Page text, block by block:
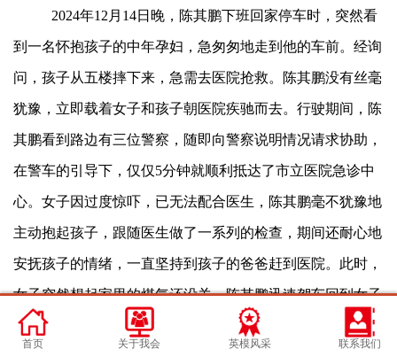
2024年12月14日晚，陈其鹏下班回家停车时，突然看
到一名怀抱孩子的中年孕妇，急匆匆地走到他的车前。经询
问，孩子从五楼摔下来，急需去医院抢救。陈其鹏没有丝毫
犹豫，立即载着女子和孩子朝医院疾驰而去。行驶期间，陈
其鹏看到路边有三位警察，随即向警察说明情况请求协助，
在警车的引导下，仅仅5分钟就顺利抵达了市立医院急诊中
心。女子因过度惊吓，已无法配合医生，陈其鹏毫不犹豫地
主动抱起孩子，跟随医生做了一系列的检查，期间还耐心地
安抚孩子的情绪，一直坚持到孩子的爸爸赶到医院。此时，
女子突然想起家里的煤气还没关，陈其鹏迅速驾车回到女子
的住所，打开房门的瞬间闻到一股刺鼻的烧焦味，屋里弥漫
首页 关于我会 英模风采 联系我们